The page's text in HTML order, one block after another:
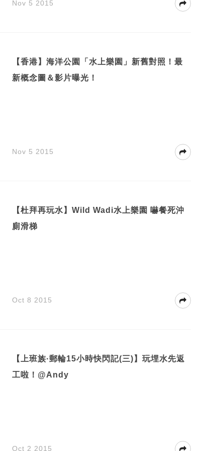
Nov 5 2015
【香港】海洋公園「水上樂園」新舊對照！最
新概念圖＆影片曝光！
Nov 5 2015
【杜拜再玩水】Wild Wadi水上樂園 嚇餐死沖
廁滑梯
Oct 8 2015
【上班族·郵輪15小時快閃記(三)】玩埋水先返
工啦！@Andy
Oct 2 2015